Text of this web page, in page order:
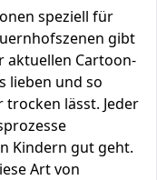
speziell für
gibt
aktuellen Cartoon-
lieben und so
trocken lässt. Jeder
Kindern gut geht.
Art von